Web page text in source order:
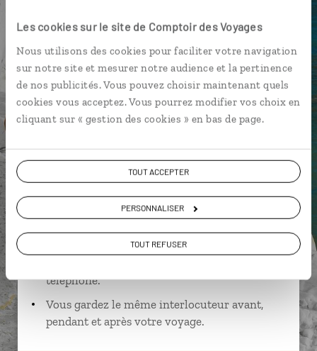
Les cookies sur le site de Comptoir des Voyages
Nous utilisons des cookies pour faciliter votre navigation
sur notre site et mesurer notre audience et la pertinence
de nos publicités. Vous pouvez choisir maintenant quels
cookies vous acceptez. Vous pourrez modifier vos choix en
cliquant sur « gestion des cookies » en bas de page.
TOUT ACCEPTER
PERSONNALISER
TOUT REFUSER
Colisée
Giovanni,
spécialiste Italie
Suivez vos envies et demandez conseils à nos
Ils sauront organiser votre itinéraire au plus
près de vos envies et de la réalité du pays.
Échangez en face à face ou depuis nos studios
téléphone.
Vous gardez le même interlocuteur avant,
pendant et après votre voyage.